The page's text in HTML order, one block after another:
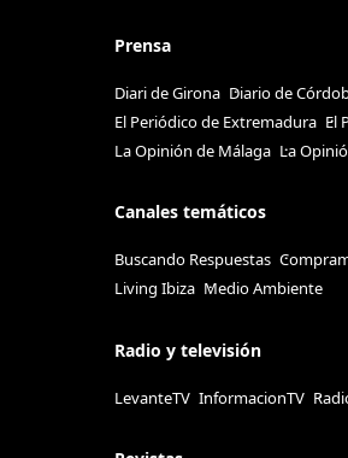
Prensa
Diari de Girona Diario de
El Periódico de Extremadura El
La Opinión de Málaga La
Canales temáticos
Buscando Respuestas
Living Ibiza Medio Ambiente
Radio y televisión
LevanteTV InformacionTV